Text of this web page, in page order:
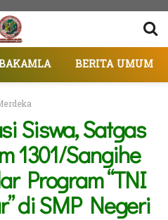
BERITA UMUM
Siswa, Satgas
1301/Sangihe
Program “TNI
di SMP Negeri